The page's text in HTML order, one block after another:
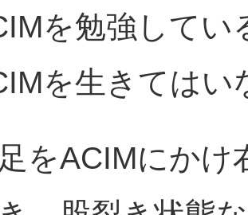
を勉強してい
を生きてはい
をACIMにかけ